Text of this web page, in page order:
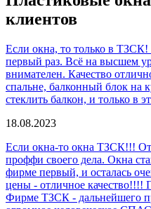
клиентов
Если окна, то только в
первый раз. Всё на высшем
внимателен. Качество
спальне, балконный блок на
стеклить балкон, и только в
18.08.2023
Если окна-то окна ТЗСК!!!
проффи своего дела. Окна
фирме первый, и осталась
цены - отличное качество!!!!
Фирме ТЗСК - дальнейшего